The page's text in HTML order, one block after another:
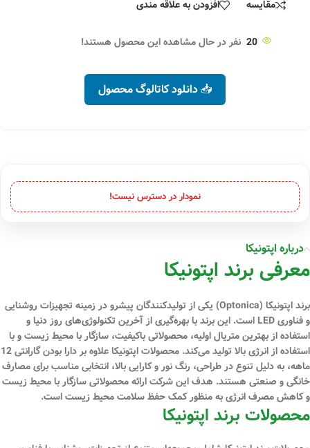
مقایسه افزودن به علاقه مندی
20 نفر در حال مشاهده این محصول هستند!
📥 دانلود کاتالوگ محصول
نمودار در دسترس نیست!
درباره اپتونیکا
معرفی برند اپتونیکا
برند اپتونیکا (Optonica) یکی از تولیدکنندگان پیشرو در زمینه تجهیزات روشنایی
و فناوری LED است. این برند با بهره‌گیری از آخرین تکنولوژی‌های روز دنیا و
استفاده از بهترین متریال اولیه، محصولاتی باکیفیت، سازگار با محیط زیست و با
استفاده از انرژی بالا تولید می‌کند. محصولات اپتونیکا علاوه بر دارا بودن گارانتی 12
ماهه، به دلیل تنوع در طراحی، رنگ نور و کارایی بالا، انتخابی مناسب برای مصارف
خانگی و صنعتی هستند. هدف این شرکت ارائه محصولاتی سازگار با محیط‌ زیست
و کاهش مصرف انرژی به‌ منظور کمک حفظ سلامت محیط زیست است.
محصولات برند اپتونیکا